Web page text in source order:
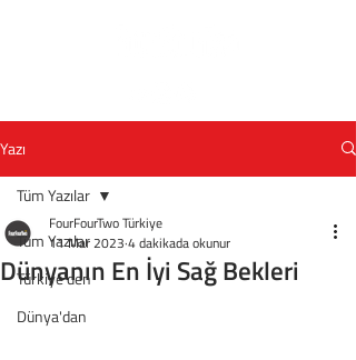
Yazı
Tüm Yazılar
Türkiye'den
Dünya'dan
Tüm Yazılar
Dünyanın En İyi Sağ Bekleri
FourFourTwo Türkiye
11 Mar 2023 4 dakikada okunur